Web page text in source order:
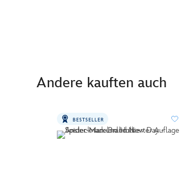
Andere kauften auch
BESTSELLER